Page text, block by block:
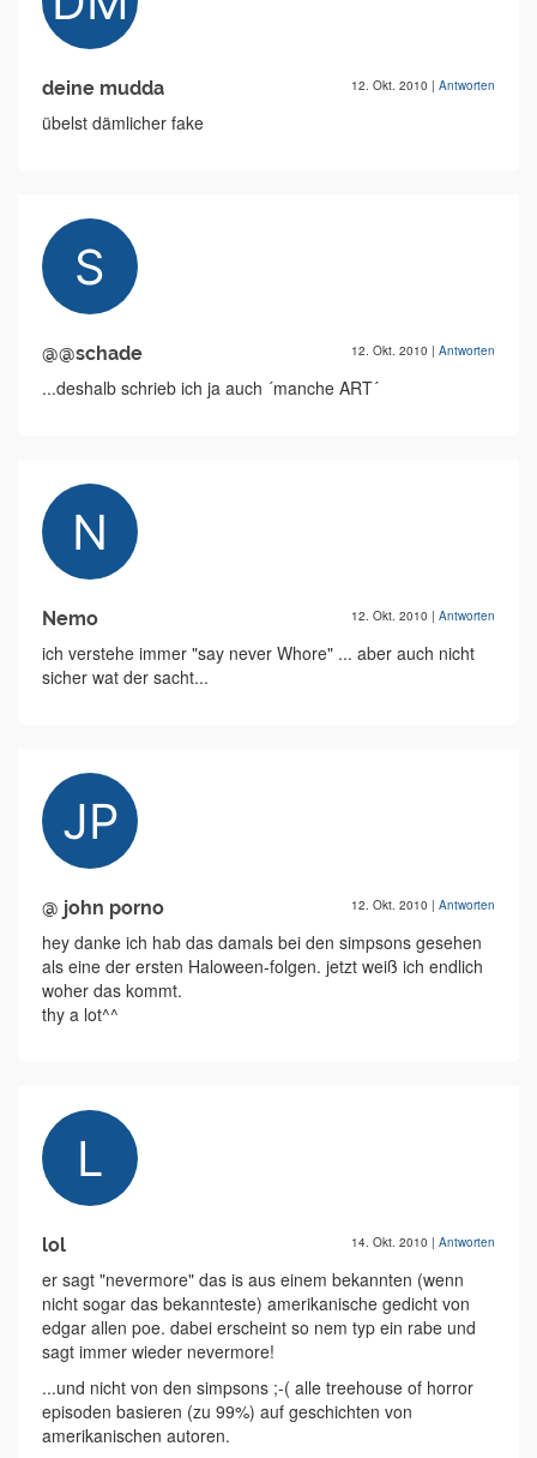
deine mudda 12. Okt. 2010 | Antworten
übelst dämlicher fake
@@schade 12. Okt. 2010 | Antworten
...deshalb schrieb ich ja auch ´manche ART´
Nemo 12. Okt. 2010 | Antworten
ich verstehe immer "say never Whore" ... aber auch nicht
sicher wat der sacht...
@ john porno 12. Okt. 2010 | Antworten
hey danke ich hab das damals bei den simpsons gesehen
als eine der ersten Haloween-folgen. jetzt weiß ich endlich
woher das kommt.
thy a lot^^
lol 14. Okt. 2010 | Antworten
er sagt "nevermore" das is aus einem bekannten (wenn
nicht sogar das bekannteste) amerikanische gedicht von
edgar allen poe. dabei erscheint so nem typ ein rabe und
sagt immer wieder nevermore!
...und nicht von den simpsons ;-( alle treehouse of horror
episoden basieren (zu 99%) auf geschichten von
amerikanischen autoren.